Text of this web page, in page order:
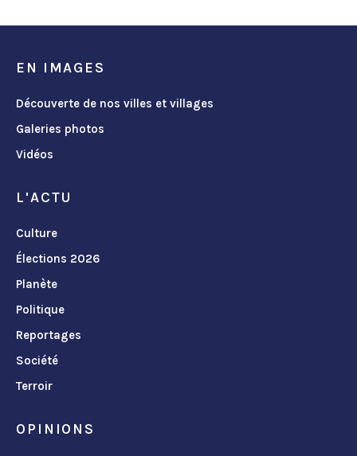
EN IMAGES
Découverte de nos villes et villages
Galeries photos
Vidéos
L'ACTU
Culture
Élections 2026
Planète
Politique
Reportages
Société
Terroir
OPINIONS